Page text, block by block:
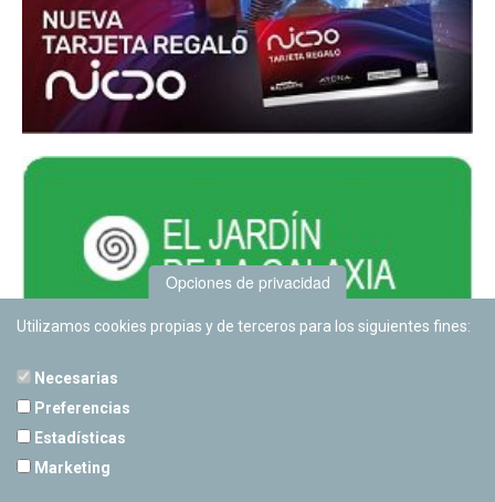
Opciones de privacidad
Utilizamos cookies propias y de terceros para los siguientes fines:
Necesarias
Preferencias
Estadísticas
Marketing